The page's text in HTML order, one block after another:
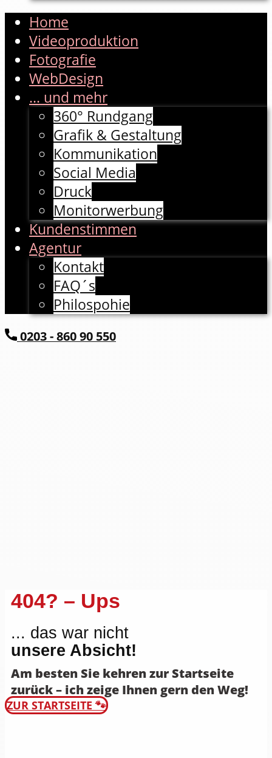
Home
Videoproduktion
Fotografie
WebDesign
... und mehr
360° Rundgang
Grafik & Gestaltung
Kommunikation
Social Media
Druck
Monitorwerbung
Kundenstimmen
Agentur
Kontakt
FAQ´s
Philospohie
​0203 - 860 90 550
404? – Ups
... das war nicht
unsere Absicht!
Am besten Sie kehren zur Startseite
zurück – ich zeige Ihnen gern den Weg!
ZUR STARTSEITE 🐾